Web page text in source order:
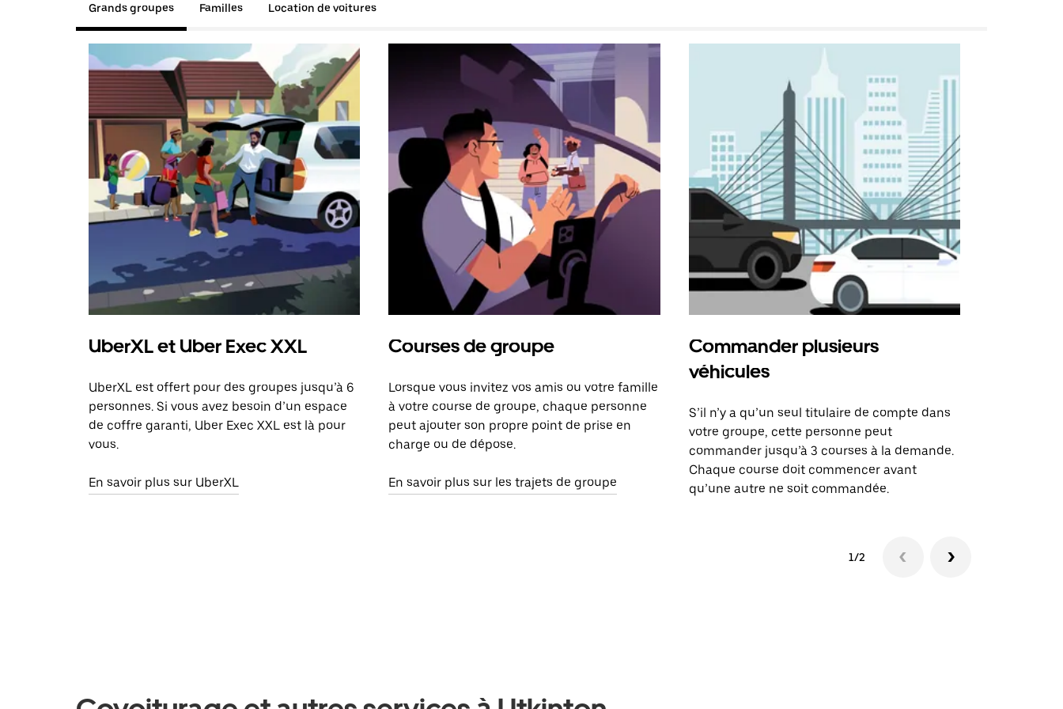
Grands groupes Familles Location de voitures
UberXL et Uber Exec XXL
UberXL est offert pour des groupes jusqu’à 6
personnes. Si vous avez besoin d’un espace
de coffre garanti, Uber Exec XXL est là pour
vous.
En savoir plus sur UberXL
Courses de groupe
Lorsque vous invitez vos amis ou votre famille
à votre course de groupe, chaque personne
peut ajouter son propre point de prise en
charge ou de dépose.
En savoir plus sur les trajets de groupe
Commander plusieurs
véhicules
S’il n’y a qu’un seul titulaire de compte dans
votre groupe, cette personne peut
commander jusqu’à 3 courses à la demande.
Chaque course doit commencer avant
qu’une autre ne soit commandée.
1/2